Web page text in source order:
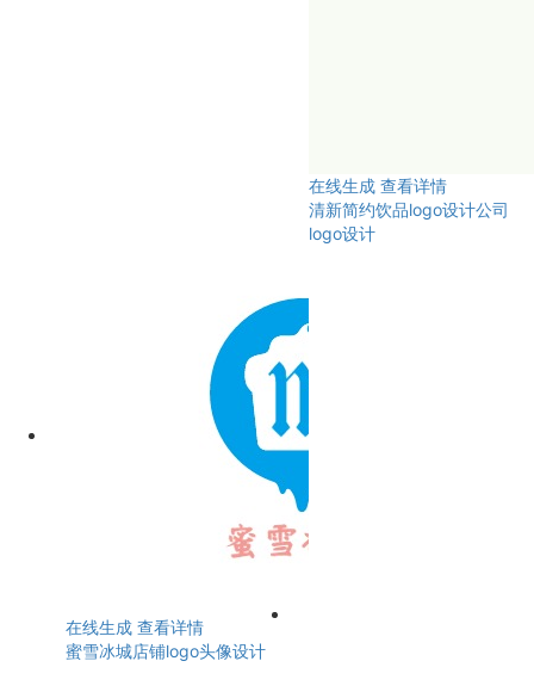
在线生成 查看详情
清新简约饮品logo设计公司
logo设计
在线生成 查看详情
蜜雪冰城店铺logo头像设计